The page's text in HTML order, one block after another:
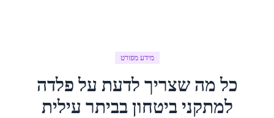
מידע מפורט
כל מה שצריך לדעת עלפלדה
למתקני ביטחוןבביתר עילית